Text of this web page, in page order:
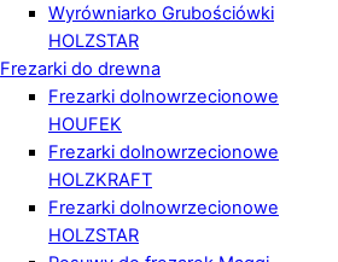
Wyrówniarko Grubościówki
HOLZSTAR
Frezarki do drewna
Frezarki dolnowrzecionowe
HOUFEK
Frezarki dolnowrzecionowe
HOLZKRAFT
Frezarki dolnowrzecionowe
HOLZSTAR